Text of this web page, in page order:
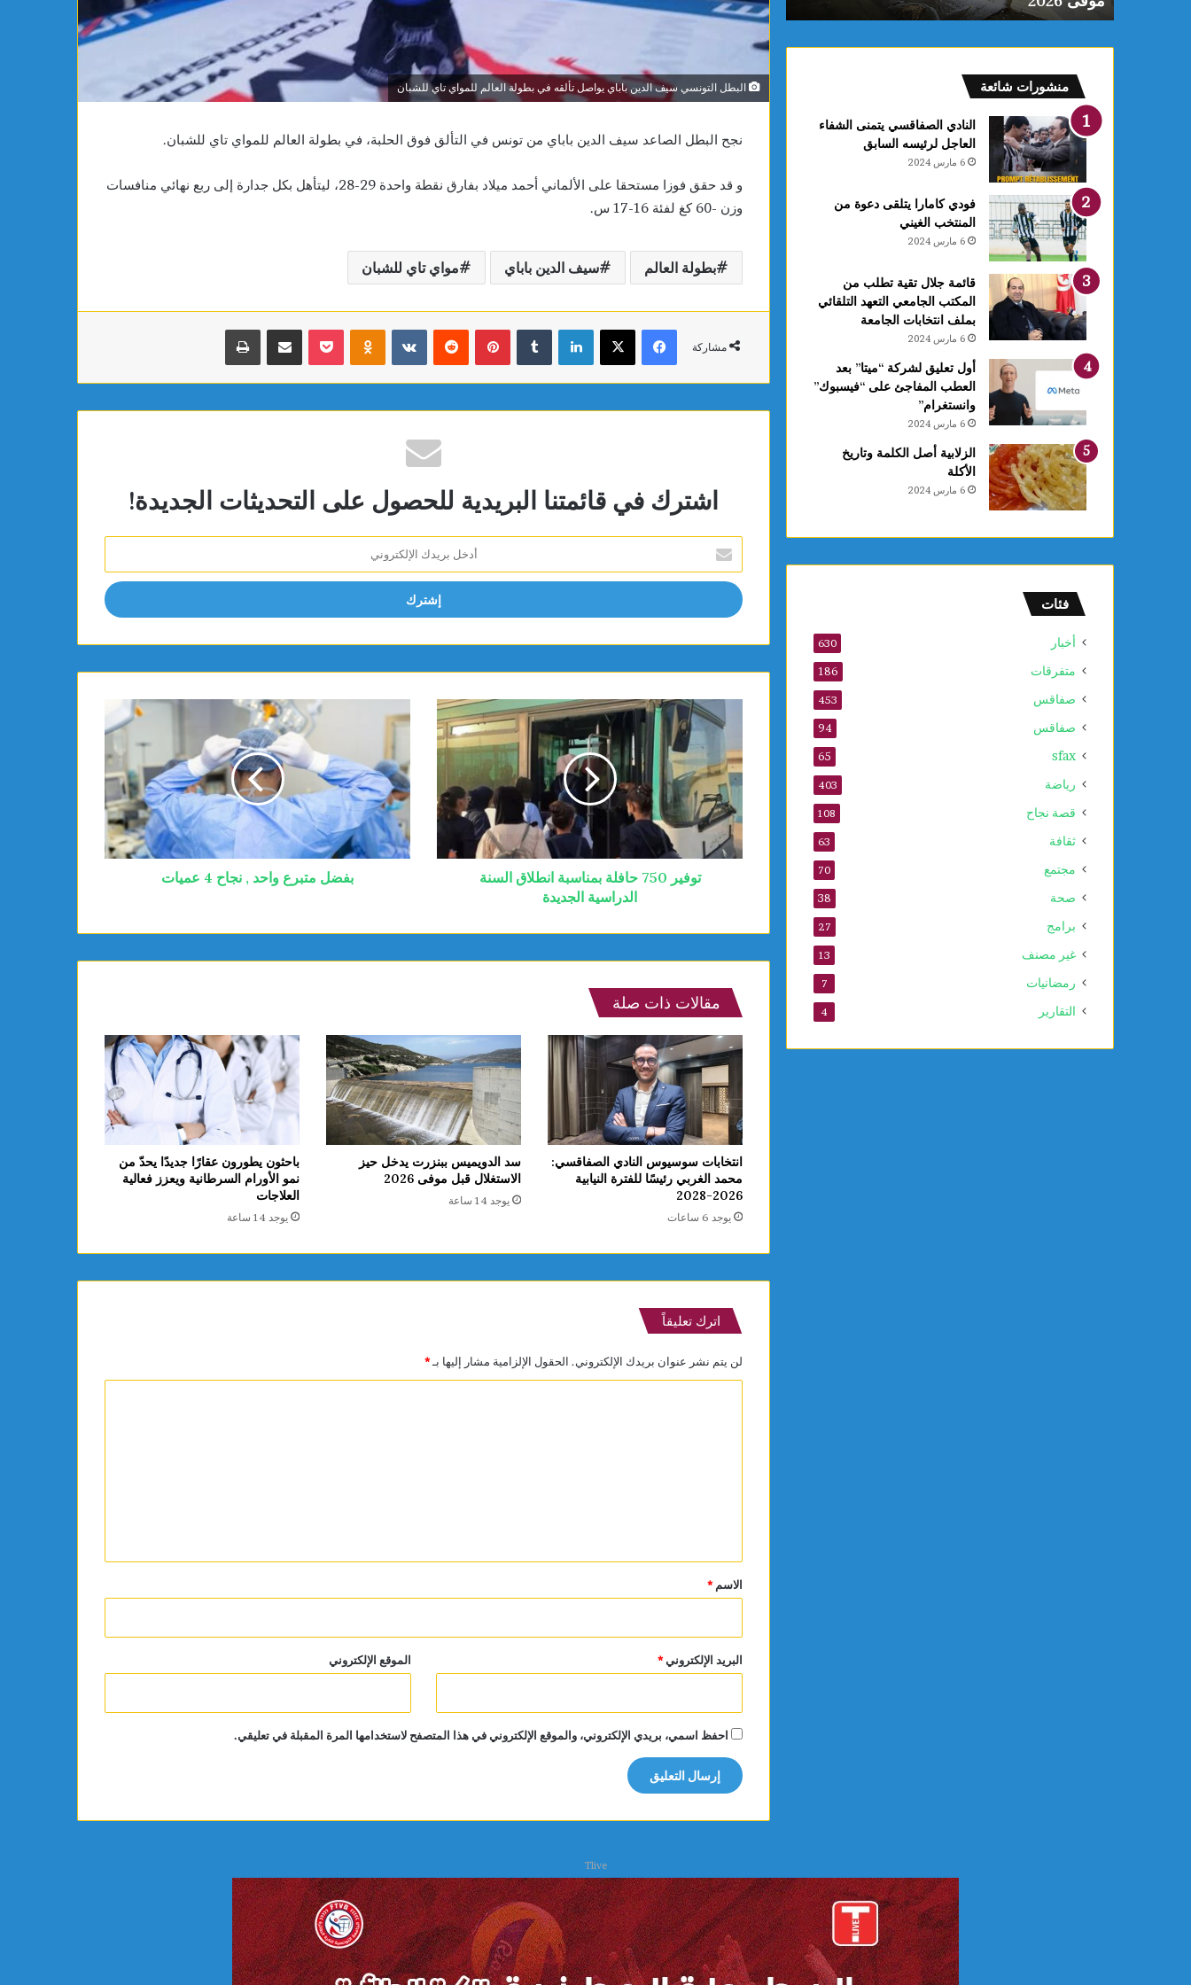
البطل التونسي سيف الدين باباي يواصل تألقه في بطولة العالم للمواي تاي للشبان
نجح البطل الصاعد سيف الدين باباي من تونس في التألق فوق الحلبة، في بطولة العالم للمواي تاي للشبان.
و قد حقق فوزا مستحقا على الألماني أحمد ميلاد بفارق نقطة واحدة 29-28، ليتأهل بكل جدارة إلى ربع نهائي منافسات
وزن -60 كغ لفئة 16-17 س.
بطولة العالم سيف الدين باباي مواي تاي للشبان
مشاركة
فيسبوكX لينكدإن بينتيريست Odnoklassniki
بوكيت مشاركة عبر البريد طباعة
اشترك في قائمتنا البريدية للحصول على التحديثات الجديدة!
بريدك
الإلكتروني
توفير 750 حافلة بمناسبة انطلاق السنة
الدراسية الجديدة
بفضل متبرع واحد , نجاح 4 عميات
مقالات ذات صلة
انتخابات سوسيوس النادي الصفاقسي:
محمد الغربي رئيسًا للفترة النيابية
2026-2028
يوجد 6 ساعات
سد الدويميس ببنزرت يدخل حيز
الاستغلال قبل موفى 2026
يوجد 14 ساعة
باحثون يطورون عقارًا جديدًا يحدّ من
نمو الأورام السرطانية ويعزز فعالية
العلاجات
يوجد 14 ساعة
اترك تعليقاً
لن يتم نشر عنوان بريدك الإلكتروني. الحقول الإلزامية مشار إليها بـ*
*
الاسم *
البريد الإلكتروني* الموقع الإلكتروني
احفظ اسمي، بريدي الإلكتروني، والموقع الإلكتروني في هذا المتصفح لاستخدامها المرة المقبلة في تعليقي.
فعالية
العلاجات
الصحي
والبيئة
16
سنة
منشورات شائعة
النادي الصفاقسي يتمنى الشفاء
العاجل لرئيسه السابق
6 مارس 2024
فودي كامارا يتلقى دعوة من
المنتخب الغيني
6 مارس 2024
قائمة جلال تقية تطلب من
المكتب الجامعي التعهد التلقائي
بملف انتخابات الجامعة
6 مارس 2024
أول تعليق لشركة “ميتا” بعد
العطب المفاجئ على “فيسبوك”
وانستغرام”
6 مارس 2024
الزلابية أصل الكلمة وتاريخ
الأكلة
6 مارس 2024
فئات
أخبار 630
متفرقات 186
صفاقس 453
صفاقس 94
sfax
65
رياضة 403
قصة نجاح 108
ثقافة 63
مجتمع 70
صحة 38
برامج 27
غير مصنف 13
رمضانيات 7
التقارير 4
Tlive